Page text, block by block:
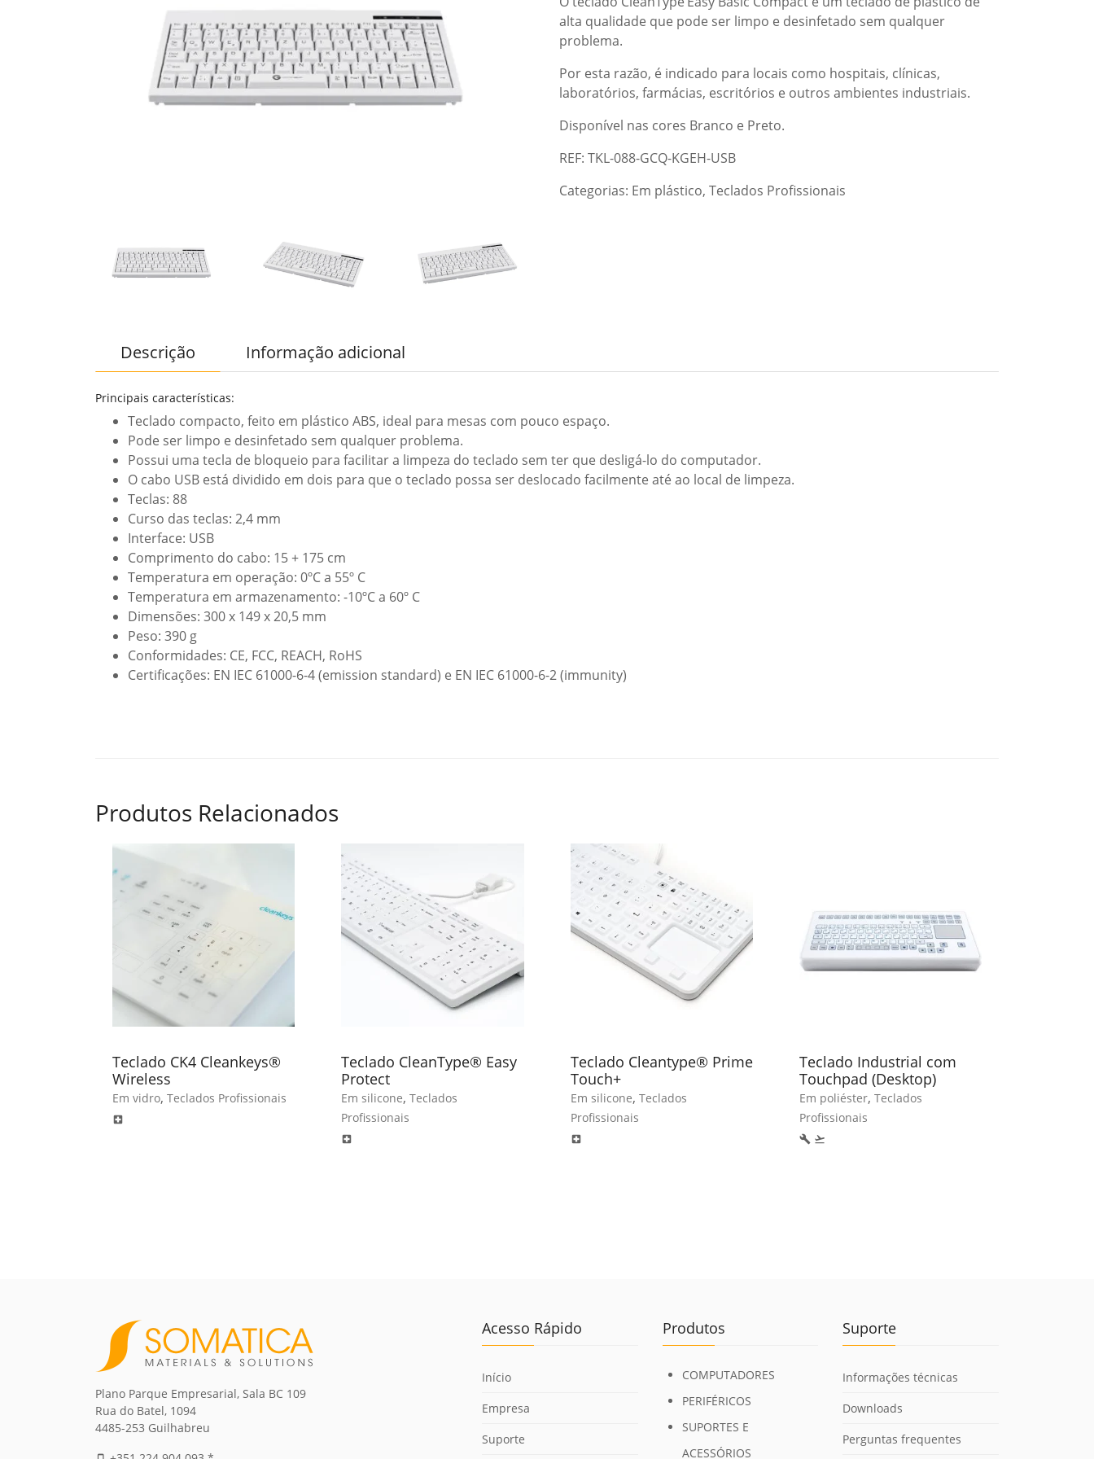
alta qualidade que pode ser limpo e desinfetado sem qualquer
problema.
Por esta razão, é indicado para locais como hospitais, clínicas,
laboratórios, farmácias, escritórios e outros ambientes industriais.
Disponível nas cores Branco e Preto.
REF: TKL-088-GCQ-KGEH-USB
Categorias: Em plástico, Teclados Profissionais
Descrição Informação adicional
Principais características:
Teclado compacto, feito em plástico ABS, ideal para mesas com pouco espaço.
Pode ser limpo e desinfetado sem qualquer problema.
Possui uma tecla de bloqueio para facilitar a limpeza do teclado sem ter que desligá-lo do computador.
O cabo USB está dividido em dois para que o teclado possa ser deslocado facilmente até ao local de limpeza.
Teclas: 88
Curso das teclas: 2,4 mm
Interface: USB
Comprimento do cabo: 15 + 175 cm
Temperatura em operação: 0ºC a 55º C
Temperatura em armazenamento: -10ºC a 60º C
Dimensões: 300 x 149 x 20,5 mm
Peso: 390 g
Conformidades: CE, FCC, REACH, RoHS
Certificações: EN IEC 61000-6-4 (emission standard) e EN IEC 61000-6-2 (immunity)
Produtos Relacionados
Teclado CK4 Cleankeys®
Wireless
Em vidro, Teclados Profissionais
local_hospital
Teclado CleanType® Easy
Protect
Em silicone,Teclados
Profissionais
local_hospital
Teclado Cleantype® Prime
Touch+
Em silicone, Teclados
Profissionais
local_hospital
Teclado Industrial com
Touchpad (Desktop)
Em poliéster, Teclados
Profissionais
build flight_takeoff
Plano Parque Empresarial, Sala BC 109
Rua do Batel, 1094
4485-253 Guilhabreu
Acesso Rápido
Início
Empresa
Suporte
Produtos
COMPUTADORES
PERIFÉRICOS
SUPORTES E
ACESSÓRIOS
Suporte
Informações técnicas
Downloads
Perguntas frequentes